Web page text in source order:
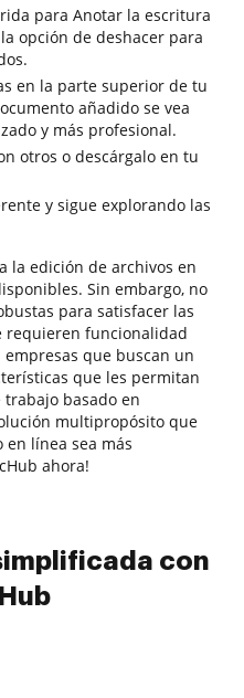
para Anotar la escritura
opción de deshacer para
en la parte superior de tu
añadido se vea
y más profesional.
otros o descárgalo en tu
y sigue explorando las
la edición de archivos en
Sin embargo, no
para satisfacer las
requieren funcionalidad
que buscan un
que les permitan
basado en
multipropósito que
en línea sea más
ahora!
con